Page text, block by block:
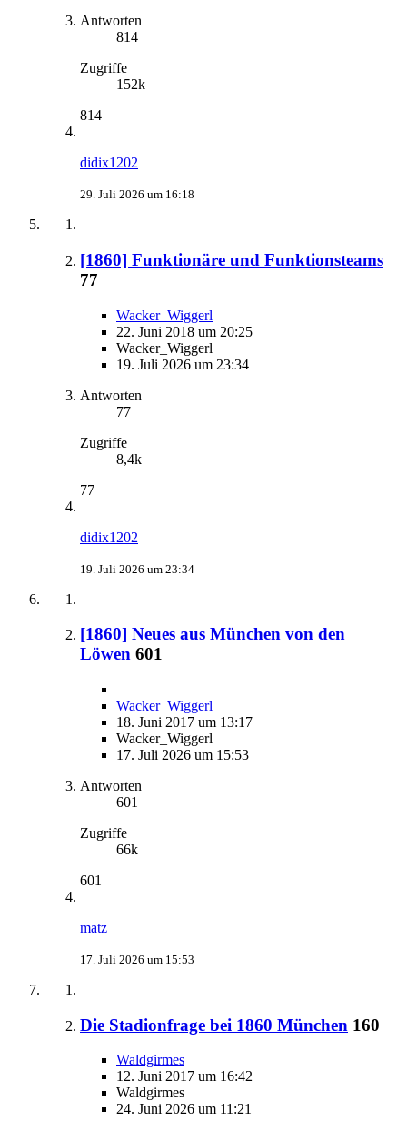
Antworten
814
Zugriffe
152k
814
didix1202
29. Juli 2026 um 16:18
[1860] Funktionäre und Funktionsteams
77
Wacker_Wiggerl
22. Juni 2018 um 20:25
Wacker_Wiggerl
19. Juli 2026 um 23:34
Antworten
77
Zugriffe
8,4k
77
didix1202
19. Juli 2026 um 23:34
[1860] Neues aus München von den
Löwen 601
Wacker_Wiggerl
18. Juni 2017 um 13:17
Wacker_Wiggerl
17. Juli 2026 um 15:53
Antworten
601
Zugriffe
66k
601
matz
17. Juli 2026 um 15:53
Die Stadionfrage bei 1860 München 160
Waldgirmes
12. Juni 2017 um 16:42
Waldgirmes
24. Juni 2026 um 11:21